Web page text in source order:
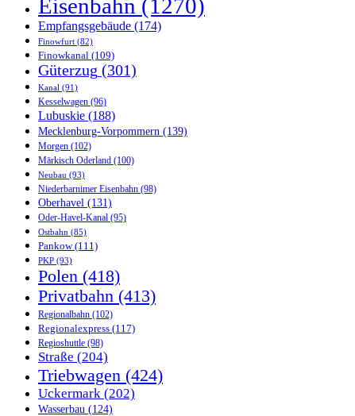
Eisenbahn (1270)
Empfangsgebäude (174)
Finowfurt (82)
Finowkanal (109)
Güterzug (301)
Kanal (91)
Kesselwagen (96)
Lubuskie (188)
Mecklenburg-Vorpommern (139)
Morgen (102)
Märkisch Oderland (100)
Neubau (93)
Niederbarnimer Eisenbahn (98)
Oberhavel (131)
Oder-Havel-Kanal (95)
Ostbahn (85)
Pankow(111)
PKP (93)
Polen (418)
Privatbahn (413)
Regionalbahn (102)
Regionalexpress (117)
Regioshuttle (98)
Straße (204)
Triebwagen (424)
Uckermark (202)
Wasserbau (124)